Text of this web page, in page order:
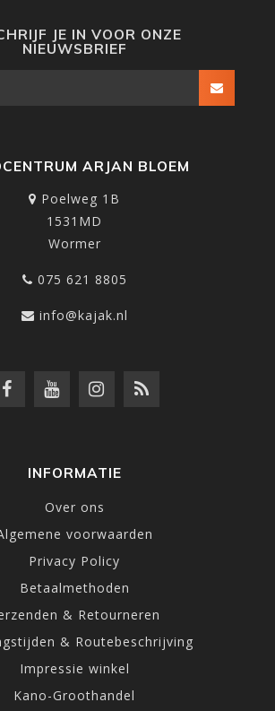
JE IN VOOR ONZE
NIEUWSBRIEF
ARJAN BLOEM
Poelweg 1B
1531MD
Wormer
075 621 8805
info@kajak.nl
INFORMATIE
Over ons
voorwaarden
Privacy Policy
Betaalmethoden
& Retourneren
& Routebeschrijving
Impressie winkel
Kano-Groothandel